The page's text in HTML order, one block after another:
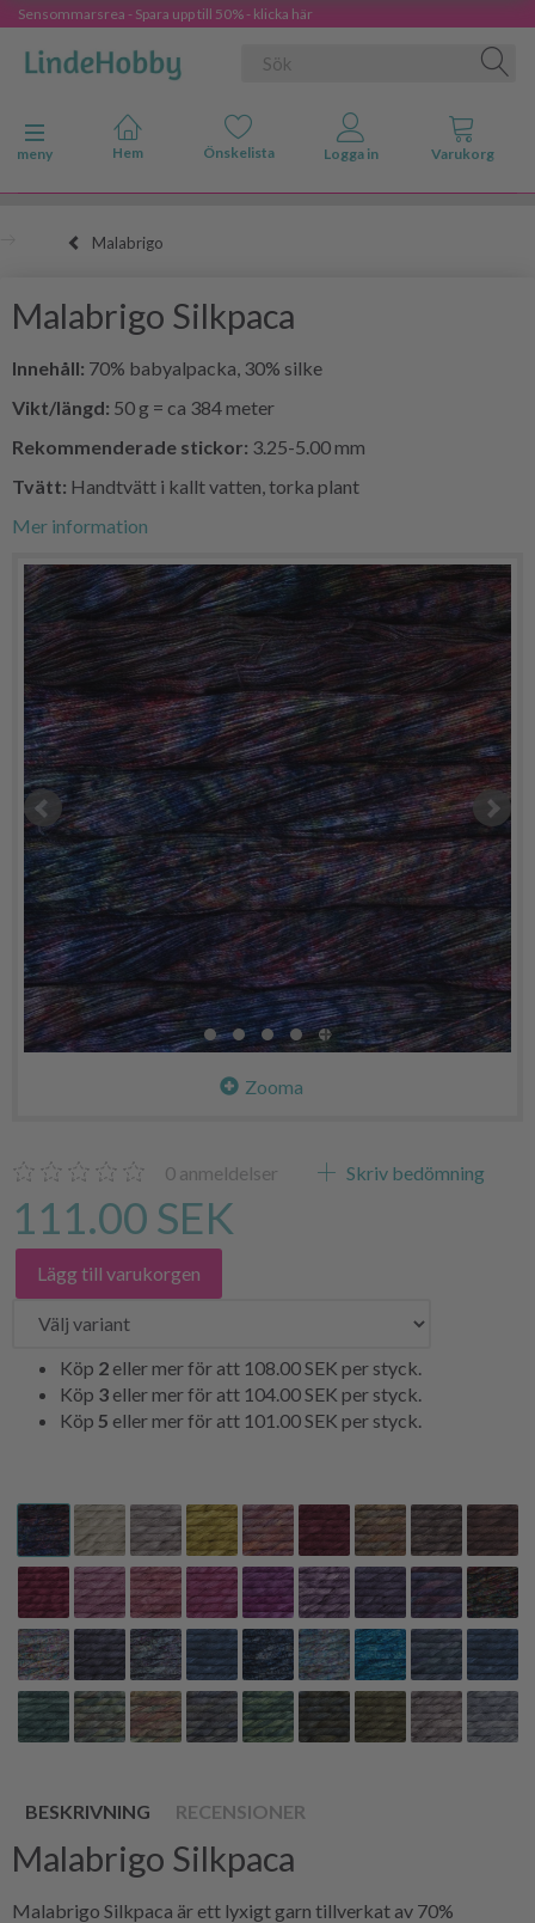
Sensommarsrea - Spara upp till 50% - klicka här
Ändra navigering
meny
Malabrigo
Malabrigo Silkpaca
Innehåll: 70% babyalpacka, 30% silke
Vikt/längd: 50 g = ca 384 meter
Rekommenderade stickor: 3.25-5.00 mm
Tvätt: Handtvätt i kallt vatten, torka plant
Mer information
Zooma
0 anmeldelser Skriv bedömning
111.00 SEK
Lägg till varukorgen
Köp 2 eller mer för att 108.00 SEK per styck.
Köp 3 eller mer för att 104.00 SEK per styck.
Köp 5 eller mer för att 101.00 SEK per styck.
BESKRIVNING RECENSIONER
Malabrigo Silkpaca
Malabrigo Silkpaca är ett lyxigt garn tillverkat av 70%